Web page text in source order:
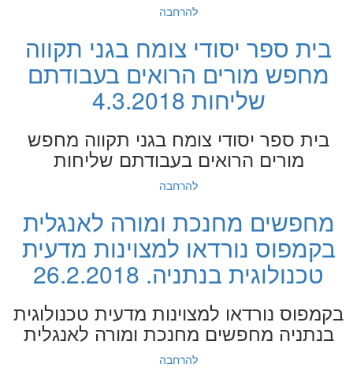
להרחבה
בית ספר יסודי צומח בגני תקווה
מחפש מורים הרואים בעבודתם
שליחות 4.3.2018
בית ספר יסודי צומח בגני תקווה מחפש
מורים הרואים בעבודתם שליחות
להרחבה
מחפשים מחנכת ומורה לאנגלית
בקמפוס נורדאו למצוינות מדעית
טכנולוגית בנתניה. 26.2.2018
בקמפוס נורדאו למצוינות מדעית טכנולוגית
בנתניה מחפשים מחנכת ומורה לאנגלית
להרחבה